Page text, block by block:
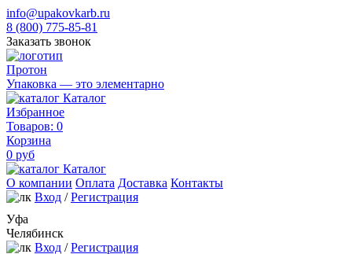
info@upakovkarb.ru
8 (800) 775-85-81
Заказать звонок
Протон
Упаковка — это элементарно
Каталог
Избранное
Товаров: 0
Корзина
0 руб
Каталог
О компании Оплата Доставка Контакты
Вход / Регистрация
Уфа
Челябинск
Вход / Регистрация